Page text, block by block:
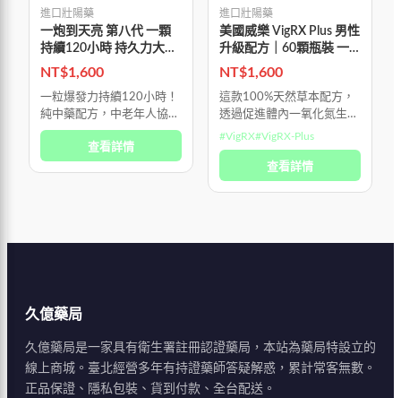
進口壯陽藥
一炮到天亮 第八代 一顆
持續120小時 持久力大爆
發！
NT$1,600
一粒爆發力持續120小時！
純中藥配方，中老年人協會
力推，前列腺保養效果佳，
連高血壓、心臟病族群也能
放心服用！就算小酌後使
查看詳情
進口壯陽藥
美國威樂 VigRX Plus 男性
升級配方｜60顆瓶裝 一
療程平均增長3公分
NT$1,600
這款100%天然草本配方，
透過促進體內一氧化氮生
成，幫助增加血液循環，讓
你感受更強烈、更持久的性
體驗。現在就無風險體驗
VigRX Plus，享有100%滿
#VigRX#VigRX-Plus
查看詳情
久億藥局
久億藥局是一家具有衛生署註冊認證藥局，本站為藥局特設立的
線上商城。臺北經營多年有持證藥師答疑解惑，累計常客無數。
正品保證、隱私包裝、貨到付款、全台配送。